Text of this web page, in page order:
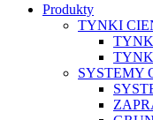
Produkty
TYNKI
SYSTEMY